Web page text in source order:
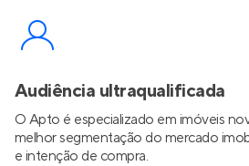
Audiência ultraqualificada
O Apto é especializado em imóveis
melhor segmentação do mercado
e intenção de compra.